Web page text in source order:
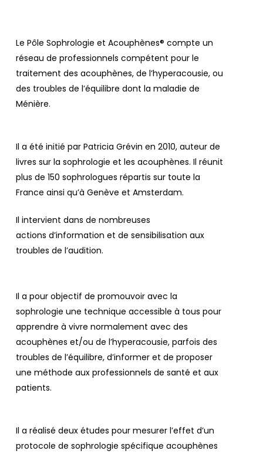
Le Pôle Sophrologie et Acouphènes® compte un
réseau de professionnels compétent pour le
traitement des acouphènes, de l’hyperacousie, ou
des troubles de l’équilibre dont la maladie de
Ménière.
Il a été initié par Patricia Grévin en 2010, auteur de
livres sur la sophrologie et les acouphènes. Il réunit
plus de 150 sophrologues répartis sur toute la
France ainsi qu’à Genève et Amsterdam.
Il intervient dans de nombreuses
actions d’information et de sensibilisation aux
troubles de l’audition.
Il a pour objectif de promouvoir avec la
sophrologie une technique accessible à tous pour
apprendre à vivre normalement avec des
acouphènes et/ou de l’hyperacousie, parfois des
troubles de l’équilibre, d’informer et de proposer
une méthode aux professionnels de santé et aux
patients.
Il a réalisé deux études pour mesurer l’effet d’un
protocole de sophrologie spécifique acouphènes